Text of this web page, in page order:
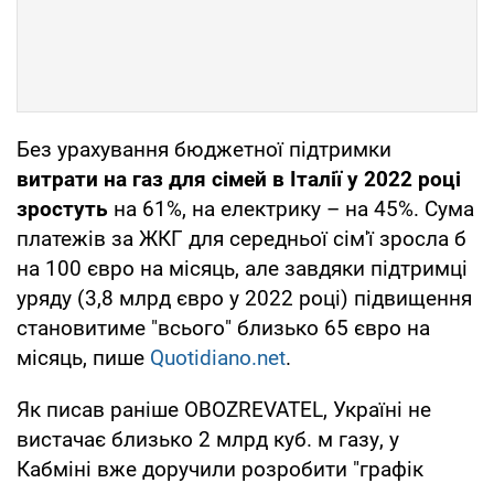
Без урахування бюджетної підтримки
витрати на газ для сімей в Італії у 2022 році
зростуть на 61%, на електрику – на 45%. Сума
платежів за ЖКГ для середньої сім'ї зросла б
на 100 євро на місяць, але завдяки підтримці
уряду (3,8 млрд євро у 2022 році) підвищення
становитиме "всього" близько 65 євро на
місяць, пише Quotidiano.net.
Як писав раніше OBOZREVATEL, Україні не
вистачає близько 2 млрд куб. м газу, у
Кабміні вже доручили розробити "графік